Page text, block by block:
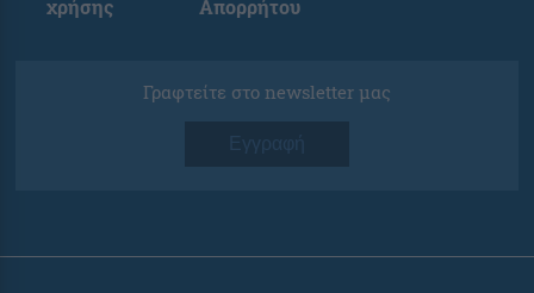
χρήσης
Απορρήτου
Γραφτείτε στο newsletter μας
Εγγραφή